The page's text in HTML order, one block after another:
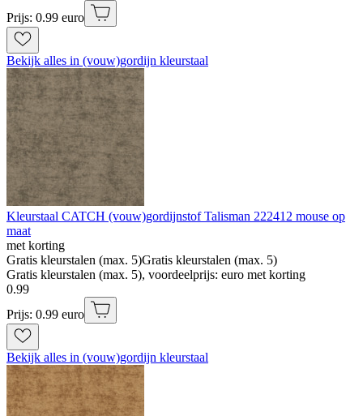
Prijs: 0.99 euro
Bekijk alles in (vouw)gordijn kleurstaal
Kleurstaal CATCH (vouw)gordijnstof Talisman 222412 mouse op
maat
met korting
Gratis kleurstalen (max. 5)Gratis kleurstalen (max. 5)
Gratis kleurstalen (max. 5), voordeelprijs: euro met korting
0.99
Prijs: 0.99 euro
Bekijk alles in (vouw)gordijn kleurstaal